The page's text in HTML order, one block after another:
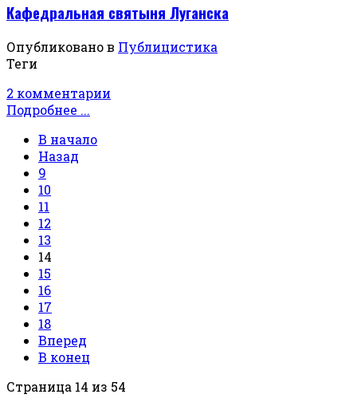
Кафедральная святыня Луганска
Опубликовано в Публицистика
Теги
2 комментарии
Подробнее ...
В начало
Назад
9
10
11
12
13
14
15
16
17
18
Вперед
В конец
Страница 14 из 54